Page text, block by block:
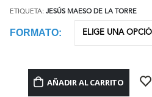
ETIQUETA: JESÚS MAESO DE LA TORRE
FORMATO
AÑADIR AL CARRITO